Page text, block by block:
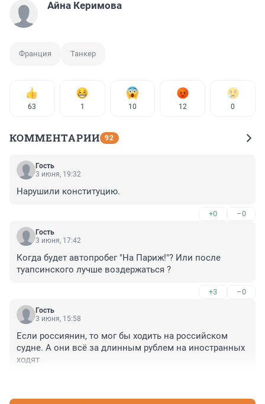
Айна Керимова
Франция Танкер
63 1 10 12 0
КОММЕНТАРИИ 92
Гость
3 июня, 19:32
Нарушили конституцию.
+0 –0
Гость
3 июня, 17:42
Когда будет автопробег "На Париж!"? Или после
туапсинского лучше воздержаться ?
+3 –0
Гость
3 июня, 15:58
Если россиянин, то мог бы ходить на российском
судне. А они всё за длинным рублем на иностранных
ходят